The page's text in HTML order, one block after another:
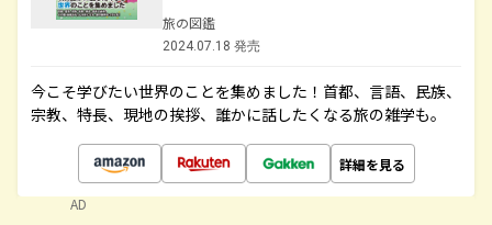
旅の図鑑
2024.07.18 発売
今こそ学びたい世界のことを集めました！首都、言語、民族、
宗教、特長、現地の挨拶、誰かに話したくなる旅の雑学も。
詳細を見る
AD